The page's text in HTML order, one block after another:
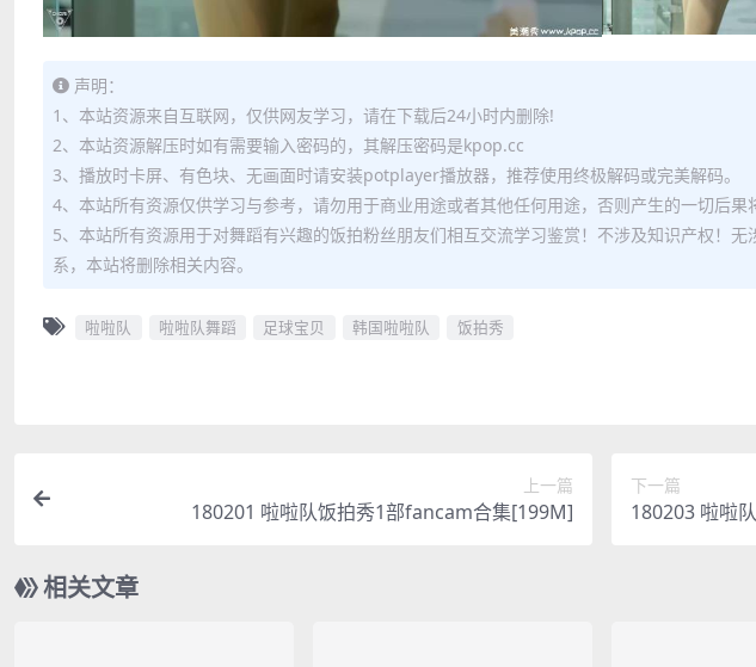
声明：
1、本站资源来自互联网，仅供网友学习，请在下载后24小时内删除!
2、本站资源解压时如有需要输入密码的，其解压密码是kpop.cc
3、播放时卡屏、有色块、无画面时请安装potplayer播放器，推荐使用终极解码或完美解码。
4、本站所有资源仅供学习与参考，请勿用于商业用途或者其他任何用途，否则产生的一切后果
5、本站所有资源用于对舞蹈有兴趣的饭拍粉丝朋友们相互交流学习鉴赏！不涉及知识产权！
系，本站将删除相关内容。
啦啦队 啦啦队舞蹈 足球宝贝 韩国啦啦队 饭拍秀
上一篇
180201 啦啦队饭拍秀1部fancam合集[199M]
下一篇
180203 啦啦
相关文章